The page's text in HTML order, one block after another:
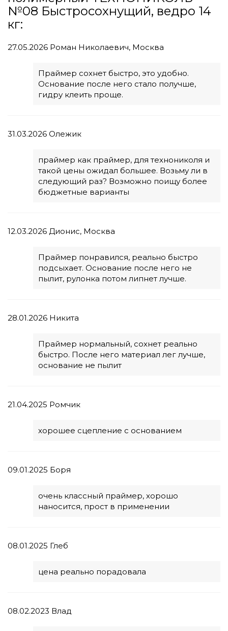
№08 Быстросохнущий, ведро 14
кг:
27.05.2026 Роман Николаевич, Москва
Праймер сохнет быстро, это удобно.
Основание после него стало получше,
гидру клеить проще.
31.03.2026 Олежик
праймер как праймер, для технониколя и
такой цены ожидал большее. Возьму ли в
следующий раз? Возможно поищу более
бюджетные варианты
12.03.2026 Дионис, Москва
Праймер понравился, реально быстро
подсыхает. Основание после него не
пылит, рулонка потом липнет лучше.
28.01.2026 Никита
Праймер нормальный, сохнет реально
быстро. После него материал лег лучше,
основание не пылит
21.04.2025 Ромчик
хорошее сцепление с основанием
09.01.2025 Боря
очень классный праймер, хорошо
наносится, прост в применении
08.01.2025 Глеб
цена реально порадовала
08.02.2023 Влад